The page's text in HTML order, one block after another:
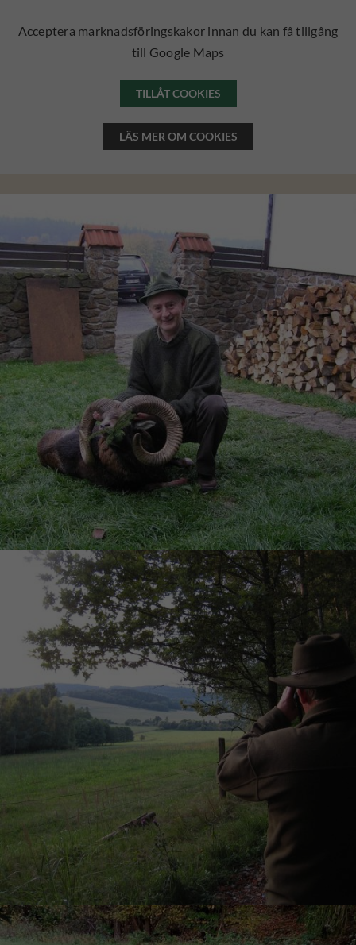
Acceptera marknadsföringskakor innan du kan få tillgång
till Google Maps
TILLÅT COOKIES
LÄS MER OM COOKIES